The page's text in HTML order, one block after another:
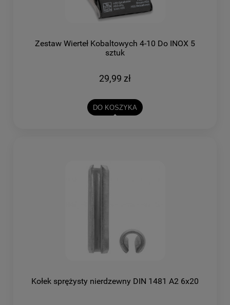
Zestaw Wierteł Kobaltowych 4-10 Do INOX 5
sztuk
29,99 zł
DO KOSZYKA
Kołek sprężysty nierdzewny DIN 1481 A2 6x20